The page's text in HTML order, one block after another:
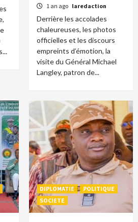
1 an ago laredaction
Derrière les accolades
chaleureuses, les photos
officielles et les discours
empreints d’émotion, la
visite du Général Michael
Langley, patron de...
DIPLOMATIE
POLITIQUE
SOCIETE